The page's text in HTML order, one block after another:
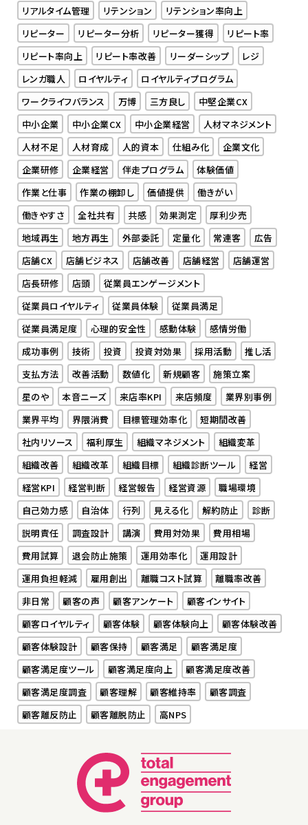
リアルタイム管理
リテンション
リテンション率向上
リピーター
リピーター分析 リピーター獲得
リピート率
リピート率向上
リピート率改善 リーダーシップ
レジ
レンガ職人
ロイヤルティ
ロイヤルティプログラム
ワークライフバランス
万博 三方良し
中堅企業CX
中小企業
中小企業CX 中小企業経営
人材マネジメント
人材不足
人材育成 人的資本 仕組み化
企業文化
企業研修
企業経営 伴走プログラム
体験価値
作業と仕事
作業の棚卸し 価値提供
働きがい
働きやすさ
全社共有 共感 効果測定
厚利少売
地域再生
地方再生 外部委託 定量化 常連客
広告
店舗CX
店舗ビジネス 店舗改善 店舗経営
店舗運営
店長研修
店頭
従業員エンゲージメント
従業員ロイヤルティ
従業員体験
従業員満足
従業員満足度
心理的安全性 感動体験
感情労働
成功事例
技術 投資 投資対効果 採用活動
推し活
支払方法
改善活動 数値化 新規顧客
施策立案
星のや
本音ニーズ 来店率KPI 来店頻度
業界別事例
業界平均
界隈消費 目標管理効率化
短期間改善
社内リソース
福利厚生 組織マネジメント
組織変革
組織改善
組織改革 組織目標 組織診断ツール
経営
経営KPI
経営判断 経営報告 経営資源
職場環境
自己効力感
自治体 行列 見える化 解約防止
診断
説明責任
調査設計 講演 費用対効果
費用相場
費用試算
退会防止施策 運用効率化
運用設計
運用負担軽減
雇用創出 離職コスト試算
離職率改善
非日常
顧客の声 顧客アンケート
顧客インサイト
顧客ロイヤルティ
顧客体験 顧客体験向上
顧客体験改善
顧客体験設計
顧客保持 顧客満足
顧客満足度
顧客満足度ツール
顧客満足度向上
顧客満足度改善
顧客満足度調査
顧客理解 顧客維持率
顧客調査
顧客離反防止
顧客離脱防止 高NPS